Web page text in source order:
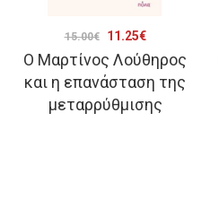
Ο Μαρτίνος Λούθηρος
και η επανάσταση της
μεταρρύθμισης
15.00€
Original
price
was:
15.00€.
11.25€Η
τρέχουσα
τιμή
είναι: